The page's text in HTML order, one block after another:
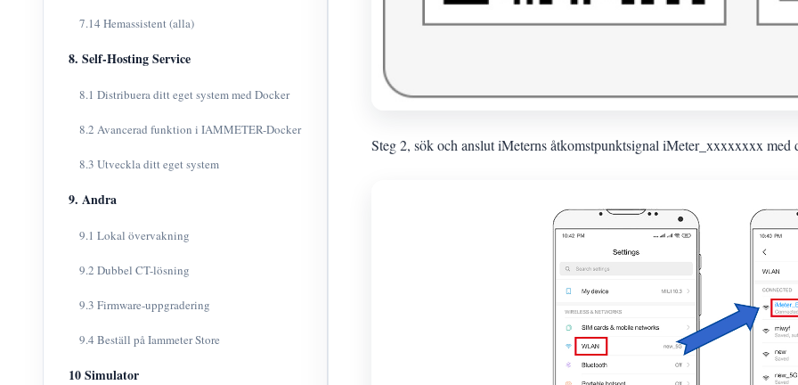
7.14 Hemassistent (alla)
8. Self-Hosting Service
8.1 Distribuera ditt eget system med Docker
8.2 Avancerad funktion i IAMMETER-Docker
8.3 Utveckla ditt eget system
9. Andra
9.1 Lokal övervakning
9.2 Dubbel CT-lösning
9.3 Firmware-uppgradering
9.4 Beställ på Iammeter Store
10 Simulator
Steg 2, sök och anslut iMeterns åtkomstpunktsignal iMeter_xxxxxxxx med